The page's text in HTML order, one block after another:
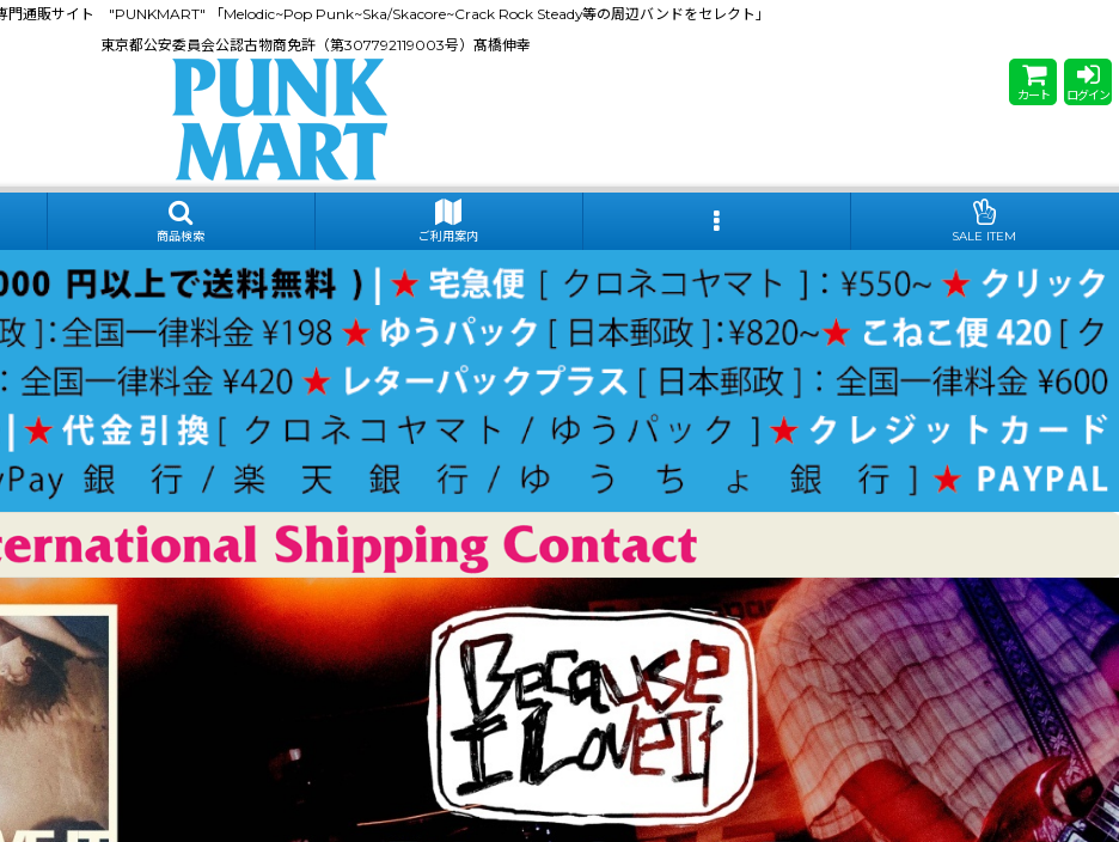
門通販サイト "PUNKMART" 「Melodic~Pop Punk~Ska/Skacore~Crack Rock Steady等の周辺バンドをセレクト」
東京都公安委員会公認古物商免許（第307792119003号）髙橋伸幸
カート ログイン
商品検索 ご利用案内 SALE ITEM